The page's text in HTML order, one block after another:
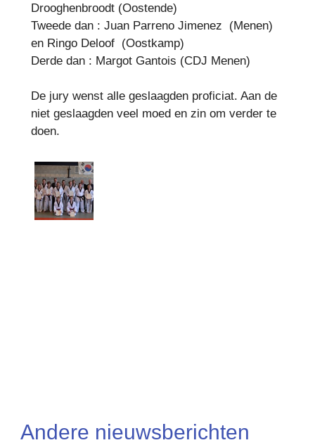
Drooghenbroodt (Oostende)
Tweede dan : Juan Parreno Jimenez (Menen)
en Ringo Deloof (Oostkamp)
Derde dan : Margot Gantois (CDJ Menen)
De jury wenst alle geslaagden proficiat. Aan de
niet geslaagden veel moed en zin om verder te
doen.
Andere nieuwsberichten